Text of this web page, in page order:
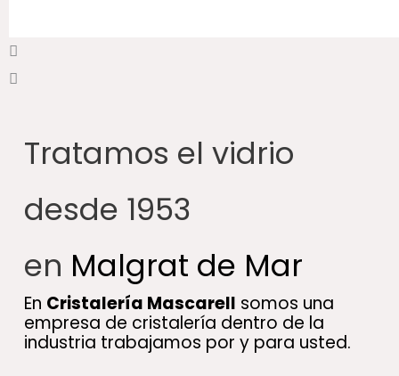
Tratamos el vidrio
desde 1953
en Malgrat de Mar
En Cristalería Mascarell somos una
empresa de cristalería dentro de la
industria trabajamos por y para usted.